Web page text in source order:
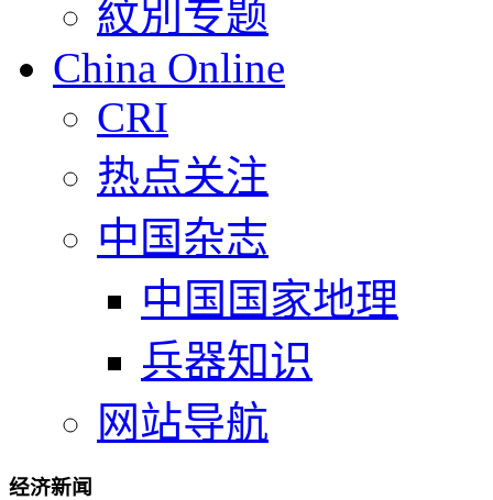
紋別专题
China Online
CRI
热点关注
中国杂志
中国国家地理
兵器知识
网站导航
经济新闻